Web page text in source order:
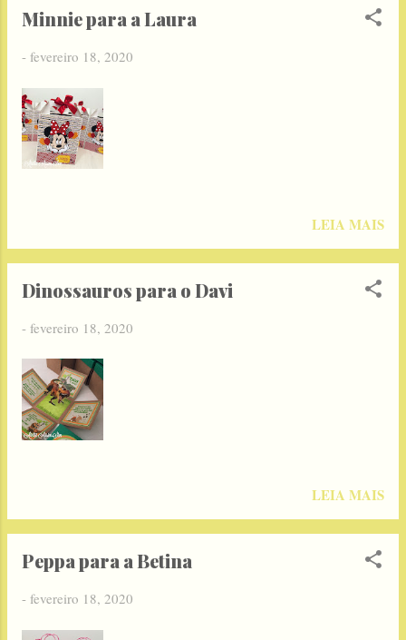
Minnie para a Laura
- fevereiro 18, 2020
LEIA MAIS
Dinossauros para o Davi
- fevereiro 18, 2020
LEIA MAIS
Peppa para a Betina
- fevereiro 18, 2020